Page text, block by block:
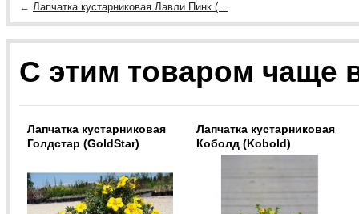
← Лапчатка кустарниковая Лавли Пинк (...
С этим товаром чаще
Лапчатка кустарниковая
Голдстар (GoldStar)
Лапчатка кустарниковая
Коболд (Kobold)